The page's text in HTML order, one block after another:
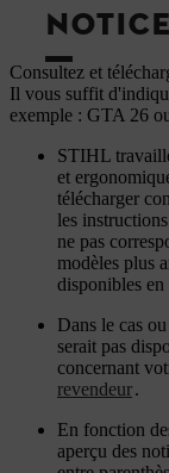
Consultez et
Il vous suffit
exemple : GTA 26
STIHL
et
télécharger
les
ne pas
modèles plus
disponibles en
Dans le cas
serait pas
concernant
revendeur.
En fonction
aperçu des